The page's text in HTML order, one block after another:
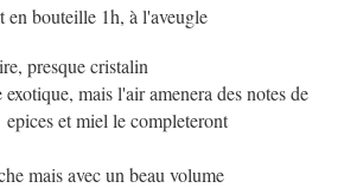
en bouteille 1h, à l'aveugle
presque cristalin
exotique, mais l'air amenera des notes de
et miel le completeront
mais avec un beau volume